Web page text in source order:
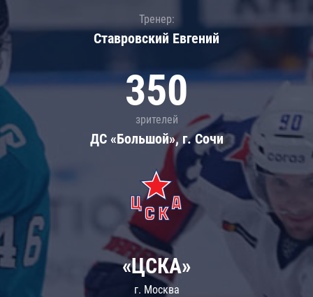
Тренер:
Ставровский Евгений
350
зрителей
ДС «Большой», г. Сочи
«ЦСКА»
г. Москва